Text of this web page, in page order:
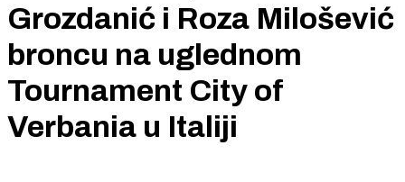
Grozdanić i Roza Milošević
broncu na uglednom
Tournament City of
Verbania u Italiji